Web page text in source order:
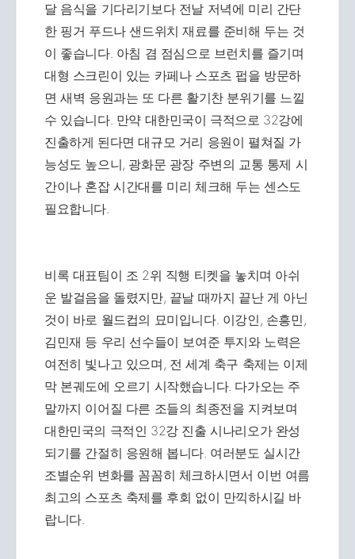
달 음식을 기다리기보다 전날 저녁에 미리 간단
한 핑거 푸드나 샌드위치 재료를 준비해 두는 것
이 좋습니다. 아침 겸 점심으로 브런치를 즐기며
대형 스크린이 있는 카페나 스포츠 펍을 방문하
면 새벽 응원과는 또 다른 활기찬 분위기를 느낄
수 있습니다. 만약 대한민국이 극적으로 32강에
진출하게 된다면 대규모 거리 응원이 펼쳐질 가
능성도 높으니, 광화문 광장 주변의 교통 통제 시
간이나 혼잡 시간대를 미리 체크해 두는 센스도
필요합니다.
비록 대표팀이 조 2위 직행 티켓을 놓치며 아쉬
운 발걸음을 돌렸지만, 끝날 때까지 끝난 게 아닌
것이 바로 월드컵의 묘미입니다. 이강인, 손흥민,
김민재 등 우리 선수들이 보여준 투지와 노력은
여전히 빛나고 있으며, 전 세계 축구 축제는 이제
막 본궤도에 오르기 시작했습니다. 다가오는 주
말까지 이어질 다른 조들의 최종전을 지켜보며
대한민국의 극적인 32강 진출 시나리오가 완성
되기를 간절히 응원해 봅니다. 여러분도 실시간
조별순위 변화를 꼼꼼히 체크하시면서 이번 여름
최고의 스포츠 축제를 후회 없이 만끽하시길 바
랍니다.